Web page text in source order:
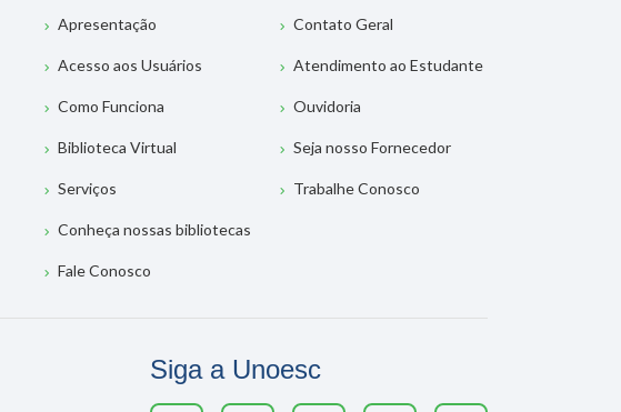
Apresentação
Acesso aos Usuários
Como Funciona
Biblioteca Virtual
Serviços
Conheça nossas bibliotecas
Fale Conosco
Contato Geral
Atendimento ao Estudante
Ouvidoria
Seja nosso Fornecedor
Trabalhe Conosco
Siga a Unoesc